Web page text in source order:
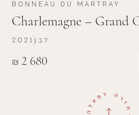
BONNEAU DU MARTRAY
Charlemagne – Grand
₪ 2 680
2021 לבן